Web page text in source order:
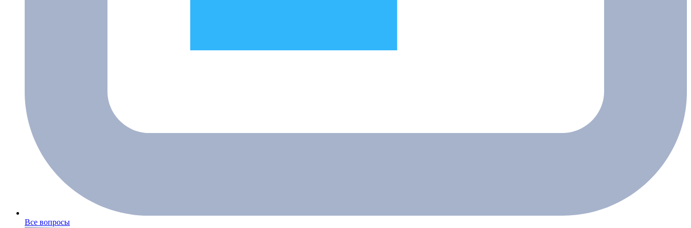
Все вопросы